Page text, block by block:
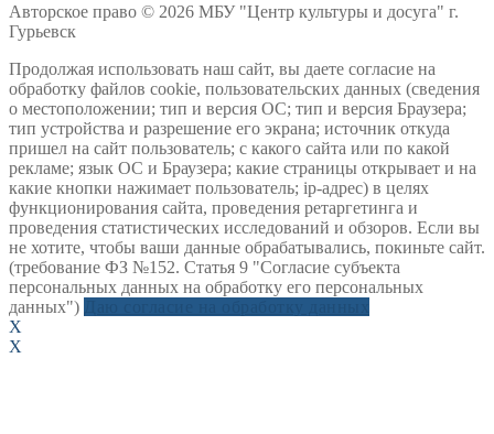
Авторское право © 2026 МБУ "Центр культуры и досуга" г.
Гурьевск
Продолжая использовать наш сайт, вы даете согласие на
обработку файлов cookie, пользовательских данных (сведения
о местоположении; тип и версия ОС; тип и версия Браузера;
тип устройства и разрешение его экрана; источник откуда
пришел на сайт пользователь; с какого сайта или по какой
рекламе; язык ОС и Браузера; какие страницы открывает и на
какие кнопки нажимает пользователь; ip-адрес) в целях
функционирования сайта, проведения ретаргетинга и
проведения статистических исследований и обзоров. Если вы
не хотите, чтобы ваши данные обрабатывались, покиньте сайт.
(требование ФЗ №152. Статья 9 "Согласие субъекта
персональных данных на обработку его персональных
данных")
X
X